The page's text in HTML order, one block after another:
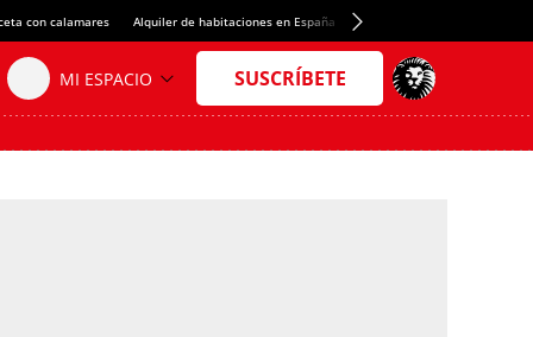
con calamares Alquiler de habitaciones en España Crédito del Spotify Camp Nou